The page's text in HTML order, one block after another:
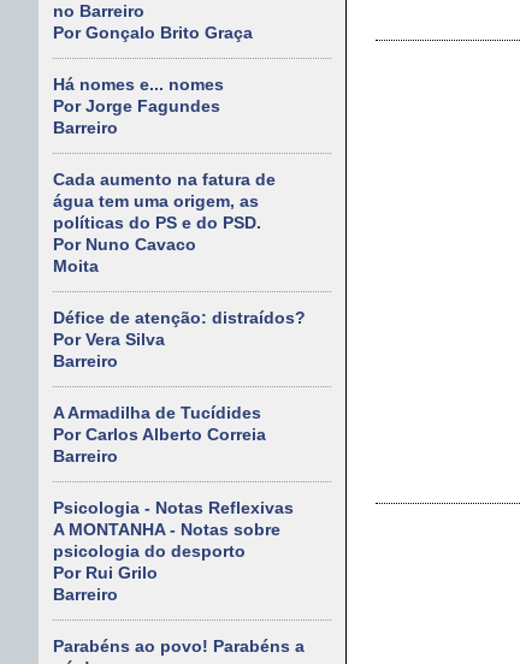
no Barreiro
Por Gonçalo Brito Graça
Há nomes e... nomes
Por Jorge Fagundes
Barreiro
Cada aumento na fatura de
água tem uma origem, as
políticas do PS e do PSD.
Por Nuno Cavaco
Moita
Défice de atenção: distraídos?
Por Vera Silva
Barreiro
A Armadilha de Tucídides
Por Carlos Alberto Correia
Barreiro
Psicologia - Notas Reflexivas
A MONTANHA - Notas sobre
psicologia do desporto
Por Rui Grilo
Barreiro
Parabéns ao povo! Parabéns a